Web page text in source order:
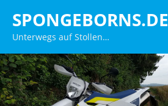
Inhalt
springen
SPONGEBORNS.DE
Unterwegs auf Stollen…